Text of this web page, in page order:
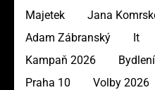
Majetek
Jana
Adam Zábranský
It
Kampaň 2026
Bydlení
Praha 10
Volby 2026